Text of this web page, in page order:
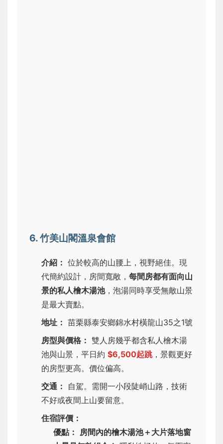
6. 竹美山閣溫泉會館
介紹： 位於較高的山腰上，視野絕佳。現
代簡約設計，房間寬敞， 每間房都有面向山
景的私人檜木湯池，泡湯同時享受無敵山景
是最大賣點。
地址： 苗栗縣泰安鄉錦水村橫龍山35之1號
房型與價格： 雙人房幾乎都含私人檜木湯
池與山景，平日約 $6,500起跳，景觀更好
的房型更高。價位偏高。
交通：
自駕。需開一小段陡峭山路，技術
不好或夜間上山要留意。
住宿評價：
優點：
房間內的檜木湯池＋大片落地窗